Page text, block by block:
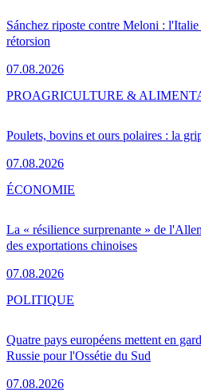
Sánchez riposte contre Meloni : l'Italie
rétorsion
07.08.2026
Poulets, bovins et ours polaires : la
07.08.2026
PROAGRICULTURE &
La « résilience surprenante » de
des exportations chinoises
07.08.2026
ÉCONOMIE
Quatre pays européens mettent en
Russie pour l'Ossétie du Sud
07.08.2026
POLITIQUE